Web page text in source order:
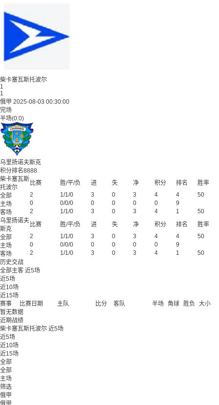
柴卡塞瓦斯托波尔
1
1
俄甲 2025-08-03 00:30:00
完场
半场(0:0)
乌里扬诺夫斯克
积分排名8888
柴卡塞瓦斯
托波尔
比赛 胜/平/负 进 失 净 积分 排名
胜率
全部
2 1/1/0 3 0 3 4 4
50
主场
0 0/0/0 0 0 0 0
9
客场
2 1/1/0 3 0 3 4 1
50
乌里扬诺夫
斯克
比赛 胜/平/负 进 失 净 积分 排名
胜率
全部
2 1/1/0 3 0 3 4 4
50
主场
0 0/0/0 0 0 0 0
9
客场
2 1/1/0 3 0 3 4 1
50
历史交战
全部主客 近5场
近5场
近10场
近15场
赛事
比赛日期 主队 比分 客队 半场 角球 胜负
大小
暂无数据
近期战绩
柴卡塞瓦斯托波尔 近5场
近5场
近10场
近15场
全部
全部
主场
筛选
俄甲
俄甲